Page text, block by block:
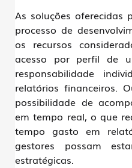
As soluções oferecidas
processo de
os recursos
acesso por perfil de
responsabilidade
relatórios financeiros.
possibilidade de
em tempo real, o que
tempo gasto em
gestores possam
estratégicas.